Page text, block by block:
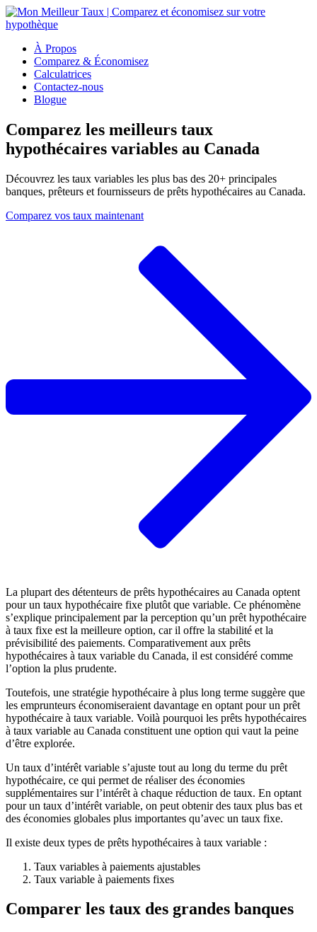
À Propos
Comparez & Économisez
Calculatrices
Contactez-nous
Blogue
Comparez les meilleurs taux
hypothécaires variables au Canada
Découvrez les taux variables les plus bas des 20+ principales
banques, prêteurs et fournisseurs de prêts hypothécaires au Canada.
Comparez vos taux maintenant
La plupart des détenteurs de prêts hypothécaires au Canada optent
pour un taux hypothécaire fixe plutôt que variable. Ce phénomène
s’explique principalement par la perception qu’un prêt hypothécaire
à taux fixe est la meilleure option, car il offre la stabilité et la
prévisibilité des paiements. Comparativement aux prêts
hypothécaires à taux variable du Canada, il est considéré comme
l’option la plus prudente.
Toutefois, une stratégie hypothécaire à plus long terme suggère que
les emprunteurs économiseraient davantage en optant pour un prêt
hypothécaire à taux variable. Voilà pourquoi les prêts hypothécaires
à taux variable au Canada constituent une option qui vaut la peine
d’être explorée.
Un taux d’intérêt variable s’ajuste tout au long du terme du prêt
hypothécaire, ce qui permet de réaliser des économies
supplémentaires sur l’intérêt à chaque réduction de taux. En optant
pour un taux d’intérêt variable, on peut obtenir des taux plus bas et
des économies globales plus importantes qu’avec un taux fixe.
Il existe deux types de prêts hypothécaires à taux variable :
Taux variables à paiements ajustables
Taux variable à paiements fixes
Comparer les taux des grandes banques